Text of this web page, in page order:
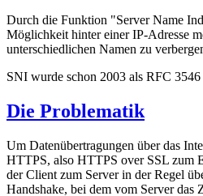
Durch die Funktion "Server Name
Möglichkeit hinter einer IP-Adresse
unterschiedlichen Namen zu
SNI wurde schon 2003 als RFC
Die Problematik
Um Datenübertragungen über das
HTTPS, also HTTPS over SSL zum
der Client zum Server in der Regel
Handshake, bei dem vom Server das